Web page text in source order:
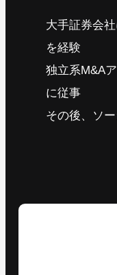
大手証券会
を経験
独立系M&A
に従事
その後、ソ